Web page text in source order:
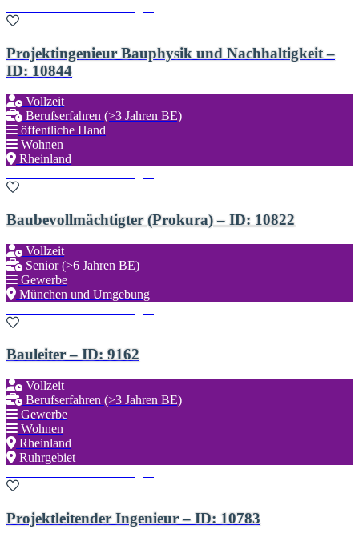
Projektingenieur Bauphysik und Nachhaltigkeit –
ID: 10844
Vollzeit
Berufserfahren (>3 Jahren BE)
öffentliche Hand
Wohnen
Rheinland
Baubevollmächtigter (Prokura) – ID: 10822
Vollzeit
Senior (>6 Jahren BE)
Gewerbe
München und Umgebung
Bauleiter – ID: 9162
Vollzeit
Berufserfahren (>3 Jahren BE)
Gewerbe
Wohnen
Rheinland
Ruhrgebiet
Projektleitender Ingenieur – ID: 10783